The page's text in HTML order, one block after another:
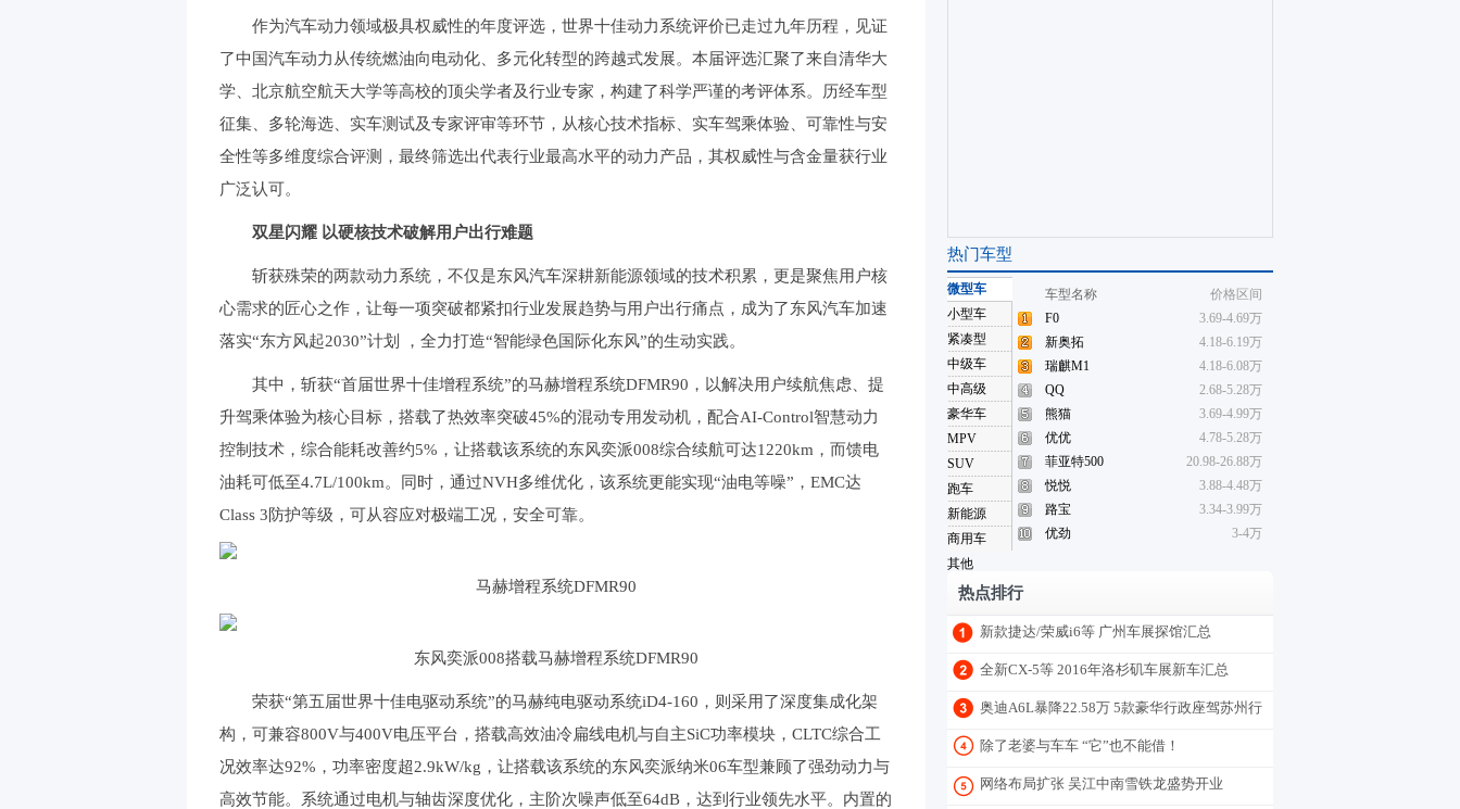
作为汽车动力领域极具权威性的年度评选，世界十佳动力系统评价已走过九年历程，见证
了中国汽车动力从传统燃油向电动化、多元化转型的跨越式发展。本届评选汇聚了来自清华大
学、北京航空航天大学等高校的顶尖学者及行业专家，构建了科学严谨的考评体系。历经车型
征集、多轮海选、实车测试及专家评审等环节，从核心技术指标、实车驾乘体验、可靠性与安
全性等多维度综合评测，最终筛选出代表行业最高水平的动力产品，其权威性与含金量获行业
广泛认可。
双星闪耀 以硬核技术破解用户出行难题
斩获殊荣的两款动力系统，不仅是东风汽车深耕新能源领域的技术积累，更是聚焦用户核
心需求的匠心之作，让每一项突破都紧扣行业发展趋势与用户出行痛点，成为了东风汽车加速
落实“东方风起2030”计划 ，全力打造“智能绿色国际化东风”的生动实践。
其中，斩获“首届世界十佳增程系统”的马赫增程系统DFMR90，以解决用户续航焦虑、提
升驾乘体验为核心目标，搭载了热效率突破45%的混动专用发动机，配合AI-Control智慧动力
控制技术，综合能耗改善约5%，让搭载该系统的东风奕派008综合续航可达1220km，而馈电
油耗可低至4.7L/100km。同时，通过NVH多维优化，该系统更能实现“油电等噪”，EMC达
Class 3防护等级，可从容应对极端工况，安全可靠。
马赫增程系统DFMR90
东风奕派008搭载马赫增程系统DFMR90
荣获“第五届世界十佳电驱动系统”的马赫纯电驱动系统iD4-160，则采用了深度集成化架
构，可兼容800V与400V电压平台，搭载高效油冷扁线电机与自主SiC功率模块，CLTC综合工
况效率达92%，功率密度超2.9kW/kg，让搭载该系统的东风奕派纳米06车型兼顾了强劲动力与
高效节能。系统通过电机与轴齿深度优化，主阶次噪声低至64dB，达到行业领先水平。内置的
热门车型
微型车
小型车
紧凑型
中级车
中高级
豪华车
MPV
SUV
跑车
新能源
商用车
其他
车型名称
价格区间
F0
3.69-4.69万
新奥拓
4.18-6.19万
瑞麒M1
4.18-6.08万
QQ
2.68-5.28万
熊猫
3.69-4.99万
优优
4.78-5.28万
菲亚特500
20.98-26.88万
悦悦
3.88-4.48万
路宝
3.34-3.99万
优劲
3-4万
热点排行
新款捷达/荣威i6等 广州车展探馆汇总
全新CX-5等 2016年洛杉矶车展新车汇总
奥迪A6L暴降22.58万 5款豪华行政座驾苏州行
情
除了老婆与车车 “它”也不能借！
网络布局扩张 吴江中南雪铁龙盛势开业